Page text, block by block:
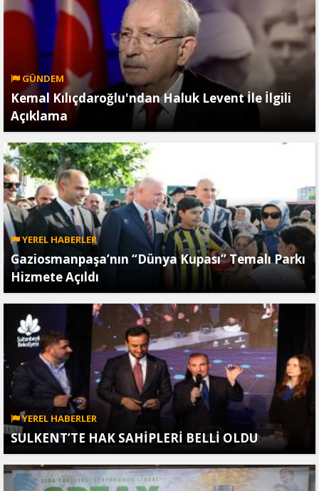
GÜNDEM
Kemal Kılıçdaroğlu'ndan Haluk Levent İle İlgili
Açıklama
YEREL HABERLER
Gaziosmanpaşa’nın “Dünya Kupası” Temalı Parkı
Hizmete Açıldı
YEREL HABERLER
SULKENT’TE HAK SAHİPLERİ BELLİ OLDU